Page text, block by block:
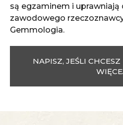
są egzaminem i uprawniają
zawodowego
Gemmologia.
NAPISZ, JEŚLI